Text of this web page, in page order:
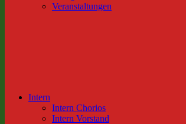
Veranstaltungen
Intern
Intern Chorios
Intern Vorstand